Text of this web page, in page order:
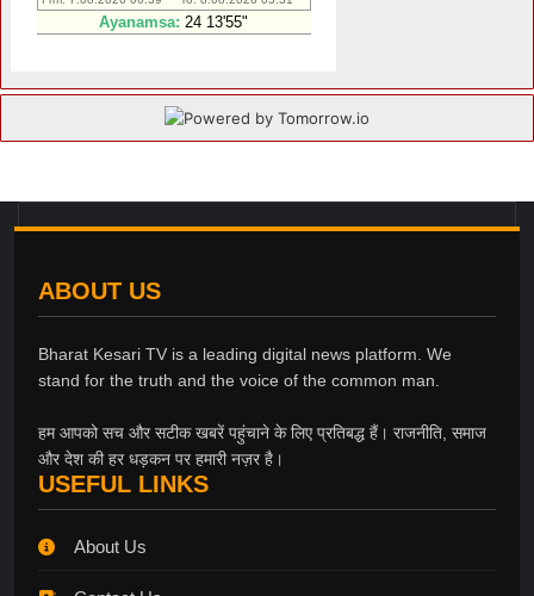
ABOUT US
Bharat Kesari TV is a leading digital news platform. We
stand for the truth and the voice of the common man.
हम आपको सच और सटीक खबरें पहुंचाने के लिए प्रतिबद्ध हैं। राजनीति, समाज
और देश की हर धड़कन पर हमारी नज़र है।
USEFUL LINKS
About Us